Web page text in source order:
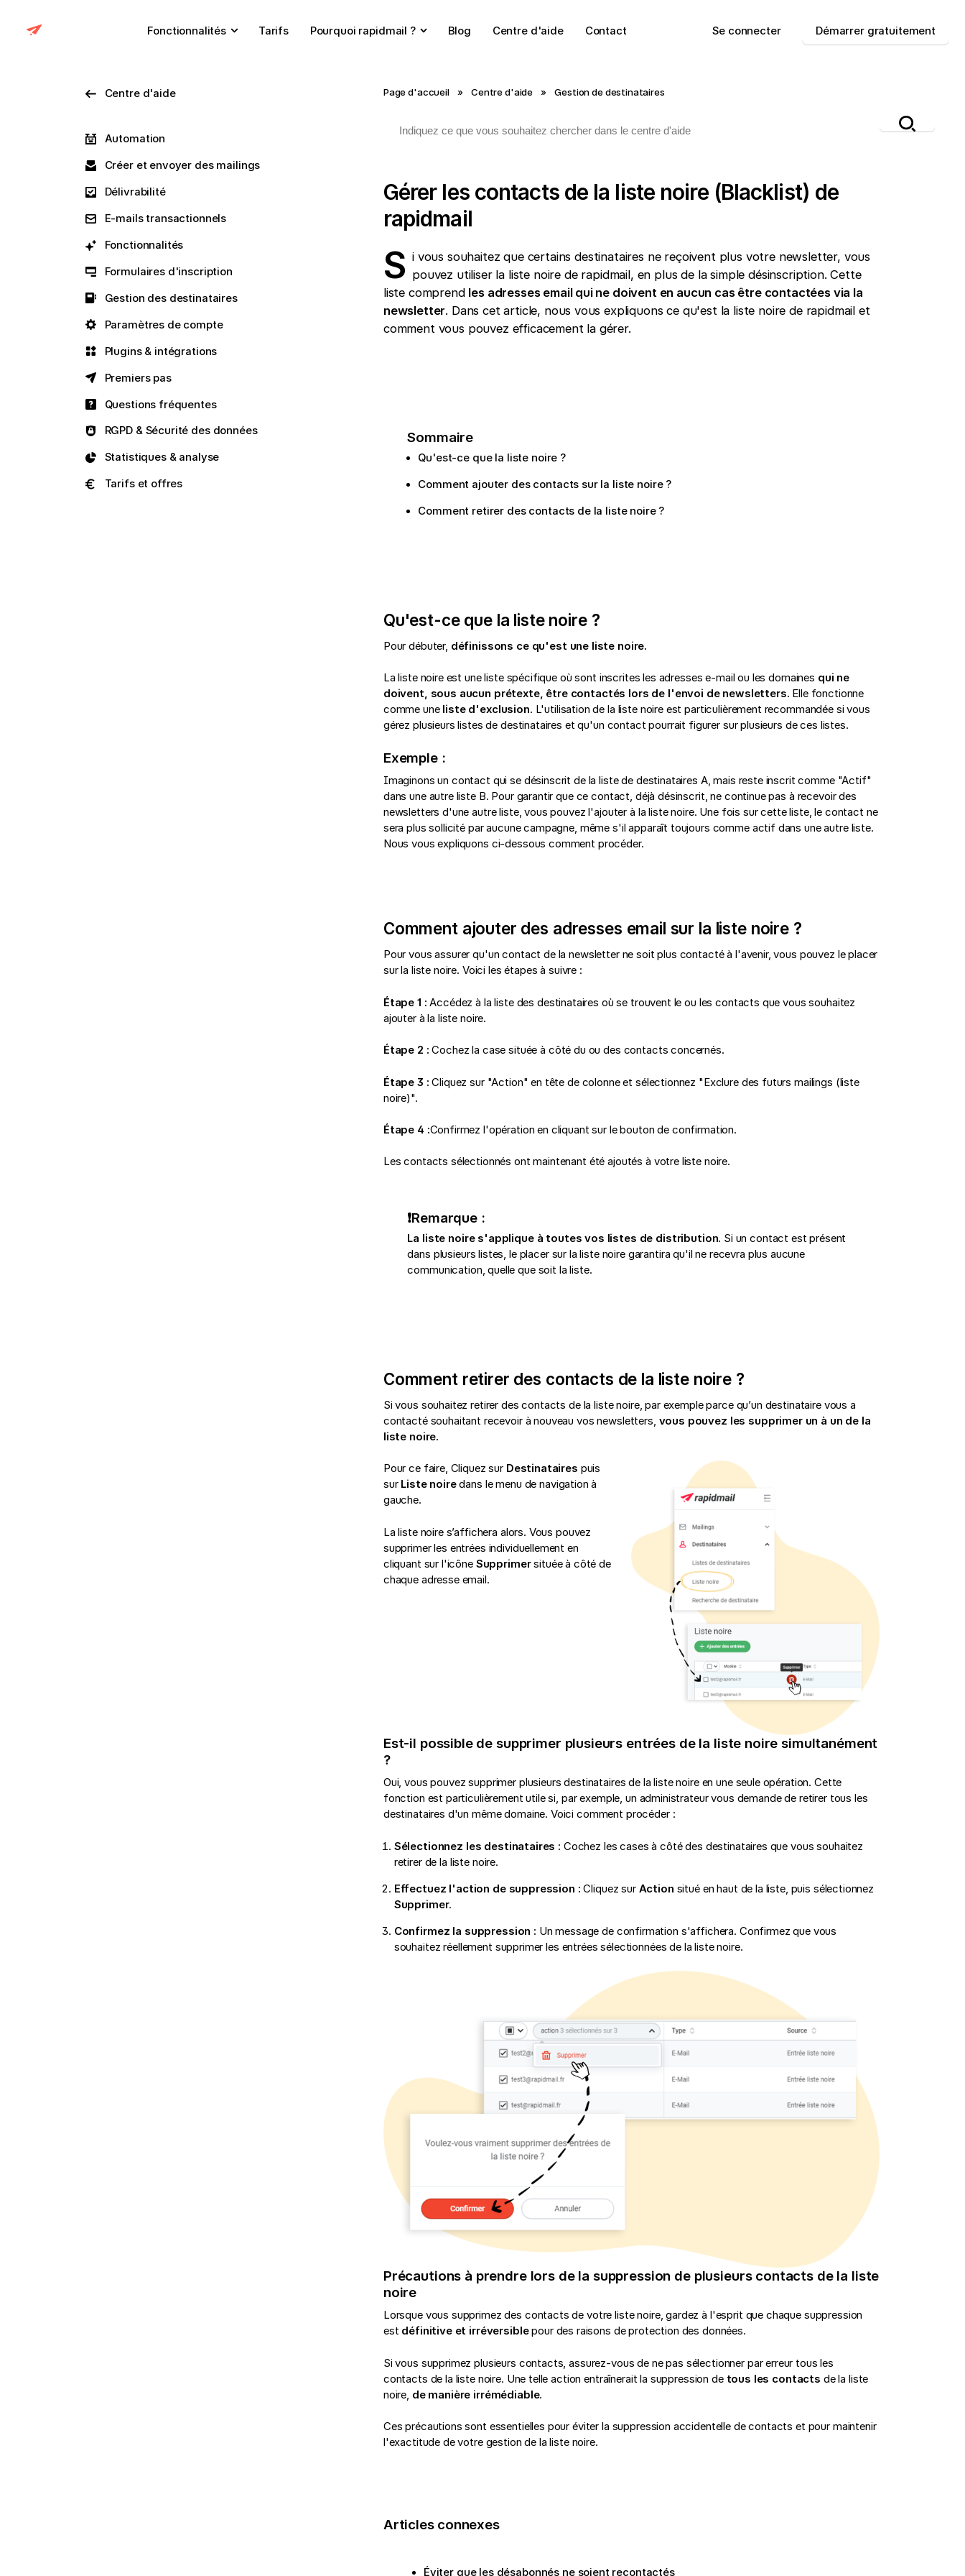
Fonctionnalités Tarifs Pourquoi rapidmail ? Blog Centre d'aide Contact Se connecter Démarrer gratuitement
Centre d'aide
Automation
Créer et envoyer des mailings
Délivrabilité
E-mails transactionnels
Fonctionnalités
Formulaires d'inscription
Gestion des destinataires
Paramètres de compte
Plugins & intégrations
Premiers pas
Questions fréquentes
RGPD & Sécurité des données
Statistiques & analyse
Tarifs et offres
Page d'accueil » Centre d'aide » Gestion de destinataires
Gérer les contacts de la liste noire (Blacklist) de
rapidmail
S i vous souhaitez que certains destinataires ne reçoivent plus votre newsletter, vous
pouvez utiliser la liste noire de rapidmail, en plus de la simple désinscription. Cette
liste comprend les adresses email qui ne doivent en aucun cas être contactées via la
newsletter. Dans cet article, nous vous expliquons ce qu'est la liste noire de rapidmail et
comment vous pouvez efficacement la gérer.
Sommaire
Qu'est-ce que la liste noire ?
Comment ajouter des contacts sur la liste noire ?
Comment retirer des contacts de la liste noire ?
Qu'est-ce que la liste noire ?
Pour débuter, définissons ce qu'est une liste noire.
La liste noire est une liste spécifique où sont inscrites les adresses e-mail ou les domaines qui ne
doivent, sous aucun prétexte, être contactés lors de l'envoi de newsletters. Elle fonctionne
comme une liste d'exclusion. L'utilisation de la liste noire est particulièrement recommandée si vous
gérez plusieurs listes de destinataires et qu'un contact pourrait figurer sur plusieurs de ces listes.
Exemple :
Imaginons un contact qui se désinscrit de la liste de destinataires A, mais reste inscrit comme "Actif"
dans une autre liste B. Pour garantir que ce contact, déjà désinscrit, ne continue pas à recevoir des
newsletters d'une autre liste, vous pouvez l'ajouter à la liste noire. Une fois sur cette liste, le contact ne
sera plus sollicité par aucune campagne, même s'il apparaît toujours comme actif dans une autre liste.
Nous vous expliquons ci-dessous comment procéder.
Comment ajouter des adresses email sur la liste noire ?
Pour vous assurer qu'un contact de la newsletter ne soit plus contacté à l'avenir, vous pouvez le placer
sur la liste noire. Voici les étapes à suivre :
Étape 1 :Accédez à la liste des destinataires où se trouvent le ou les contacts que vous souhaitez
ajouter à la liste noire.
Étape 2 :Cochez la case située à côté du ou des contacts concernés.
Étape 3 : Cliquez sur "Action" en tête de colonne et sélectionnez "Exclure des futurs mailings (liste
noire)".
Étape 4 :Confirmez l'opération en cliquant sur le bouton de confirmation.
Les contacts sélectionnés ont maintenant été ajoutés à votre liste noire.
❗Remarque :
La liste noire s'applique à toutes vos listes de distribution. Si un contact est présent
dans plusieurs listes, le placer sur la liste noire garantira qu'il ne recevra plus aucune
communication, quelle que soit la liste.
Comment retirer des contacts de la liste noire ?
Si vous souhaitez retirer des contacts de la liste noire, par exemple parce qu’un destinataire vous a
contacté souhaitant recevoir à nouveau vos newsletters, vous pouvez les supprimer un à un de la
liste noire.
Pour ce faire, Cliquez sur Destinataires puis
sur Liste noiredans le menu de navigation à
gauche.
La liste noire s’affichera alors. Vous pouvez
supprimer les entrées individuellement en
cliquant sur l'icône Supprimersituée à côté de
chaque adresse email.
Est-il possible de supprimer plusieurs entrées de la liste noire simultanément
?
Oui, vous pouvez supprimer plusieurs destinataires de la liste noire en une seule opération. Cette
fonction est particulièrement utile si, par exemple, un administrateur vous demande de retirer tous les
destinataires d'un même domaine. Voici comment procéder :
Sélectionnez les destinataires : Cochez les cases à côté des destinataires que vous souhaitez
retirer de la liste noire.
Effectuez l'action de suppression : Cliquez sur Action situé en haut de la liste, puis sélectionnez
Supprimer.
Confirmez la suppression : Un message de confirmation s'affichera. Confirmez que vous
souhaitez réellement supprimer les entrées sélectionnées de la liste noire.
Précautions à prendre lors de la suppression de plusieurs contacts de la liste
noire
Lorsque vous supprimez des contacts de votre liste noire, gardez à l'esprit que chaque suppression
est définitive et irréversiblepour des raisons de protection des données.
Si vous supprimez plusieurs contacts, assurez-vous de ne pas sélectionner par erreur tous les
contacts de la liste noire. Une telle action entraînerait la suppression detous les contacts de la liste
noire, de manière irrémédiable.
Ces précautions sont essentielles pour éviter la suppression accidentelle de contacts et pour maintenir
l'exactitude de votre gestion de la liste noire.
Articles connexes
Éviter que les désabonnés ne soient recontactés